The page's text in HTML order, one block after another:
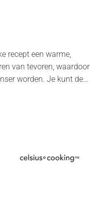
recept een warme,
van tevoren, waardoor
worden. Je kunt de